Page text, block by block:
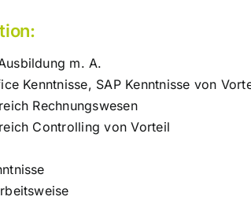
m. A.
Kenntnisse, SAP Kenntnisse von
Rechnungswesen
Controlling von Vorteil